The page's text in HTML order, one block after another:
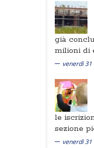
già
milioni di
venerdì
le
sezione
venerdì